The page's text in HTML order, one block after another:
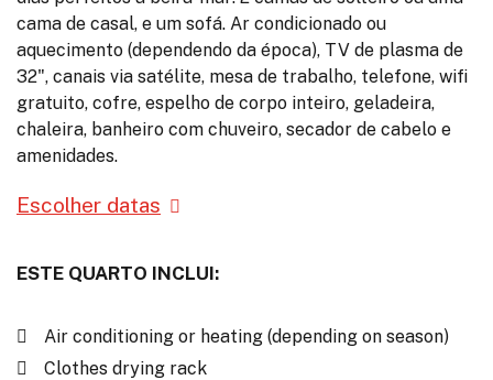
cama de casal, e um sofá. Ar condicionado ou
aquecimento (dependendo da época), TV de plasma de
32", canais via satélite, mesa de trabalho, telefone, wifi
gratuito, cofre, espelho de corpo inteiro, geladeira,
chaleira, banheiro com chuveiro, secador de cabelo e
amenidades.
Escolher datas
ESTE QUARTO INCLUI:
Air conditioning or heating (depending on season)
Clothes drying rack